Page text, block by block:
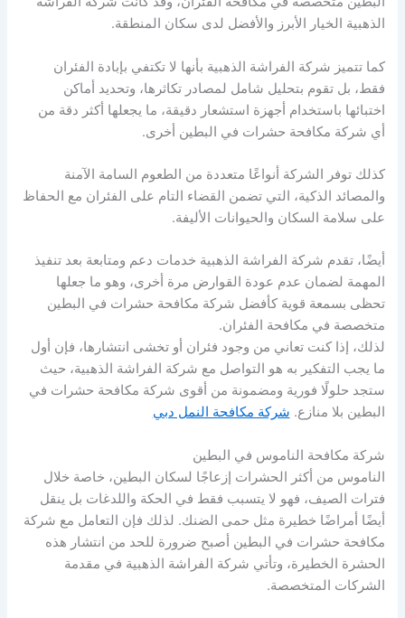
الذهبية الخيار الأبرز والأفضل لدى سكان المنطقة.
كما تتميز شركة الفراشة الذهبية بأنها لا تكتفي بإبادة الفئران
فقط، بل تقوم بتحليل شامل لمصادر تكاثرها، وتحديد أماكن
اختبائها باستخدام أجهزة استشعار دقيقة، ما يجعلها أكثر دقة من
أي شركة مكافحة حشرات في البطين أخرى.
كذلك توفر الشركة أنواعًا متعددة من الطعوم السامة الآمنة
والمصائد الذكية، التي تضمن القضاء التام على الفئران مع الحفاظ
على سلامة السكان والحيوانات الأليفة.
أيضًا، تقدم شركة الفراشة الذهبية خدمات دعم ومتابعة بعد تنفيذ
المهمة لضمان عدم عودة القوارض مرة أخرى، وهو ما جعلها
تحظى بسمعة قوية كأفضل شركة مكافحة حشرات في البطين
متخصصة في مكافحة الفئران.
لذلك، إذا كنت تعاني من وجود فئران أو تخشى انتشارها، فإن أول
ما يجب التفكير به هو التواصل مع شركة الفراشة الذهبية، حيث
ستجد حلولًا فورية ومضمونة من أقوى شركة مكافحة حشرات في
البطين بلا منازع. شركة مكافحة النمل دبي
شركة مكافحة الناموس في البطين
الناموس من أكثر الحشرات إزعاجًا لسكان البطين، خاصة خلال
فترات الصيف، فهو لا يتسبب فقط في الحكة واللدغات بل ينقل
أيضًا أمراضًا خطيرة مثل حمى الضنك. لذلك فإن التعامل مع شركة
مكافحة حشرات في البطين أصبح ضرورة للحد من انتشار هذه
الحشرة الخطيرة، وتأتي شركة الفراشة الذهبية في مقدمة
الشركات المتخصصة.